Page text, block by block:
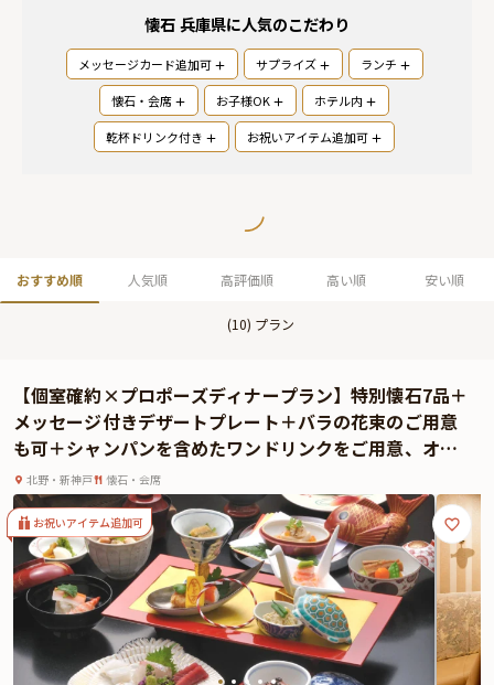
懐石 兵庫県に人気のこだわり
メッセージカード追加可 サプライズ ランチ
懐石・会席 お子様OK ホテル内
乾杯ドリンク付き お祝いアイテム追加可
おすすめ順 人気順 高評価順 高い順 安い順
(10) プラン
【個室確約×プロポーズディナープラン】特別懐石7品＋
メッセージ付きデザートプレート＋バラの花束のご用意
も可＋シャンパンを含めたワンドリンクをご用意、オプ
ションにて飲み放題もご用意しております★新神戸駅直
結★一生に一度の特別な日
北野・新神戸 懐石・会席
お祝いアイテム追加可